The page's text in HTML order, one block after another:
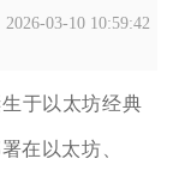
03-10 10:59:42
于以太坊经典
在以太坊、